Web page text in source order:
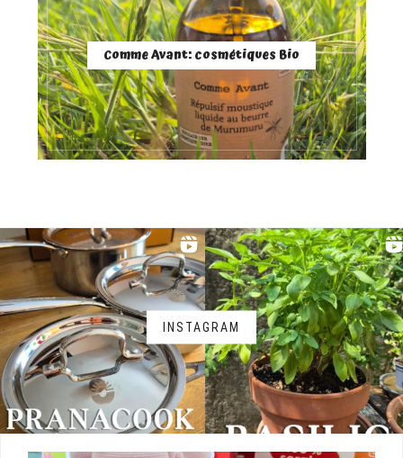
Comme Avant: cosmétiques Bio
INSTAGRAM